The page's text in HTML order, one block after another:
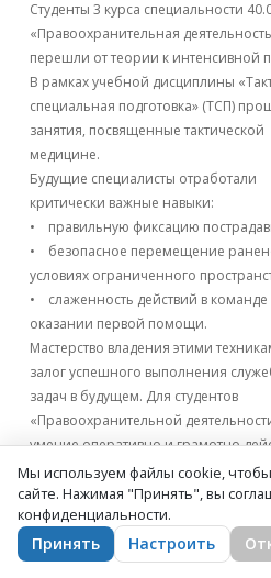
Студенты 3 курса специальности
«Правоохранительная
перешли от теории к интенсивной
В рамках учебной дисциплины
специальная подготовка» (ТСП)
занятия, посвященные тактической
медицине.
Будущие специалисты отработали
критически важные навыки:
• правильную фиксацию
• безопасное перемещение
условиях ограниченного
• слаженность действий в команде
оказании первой помощи.
Мастерство владения этими
залог успешного выполнения
задач в будущем. Для студентов
«Правоохранительной
умение оперативно и грамотно
в экстремальной ситуации является
профессиональным стандартом.
Мы используем файлы cookie,
сайте. Нажимая "Принять", вы
конфиденциальности.
Принять Настроить